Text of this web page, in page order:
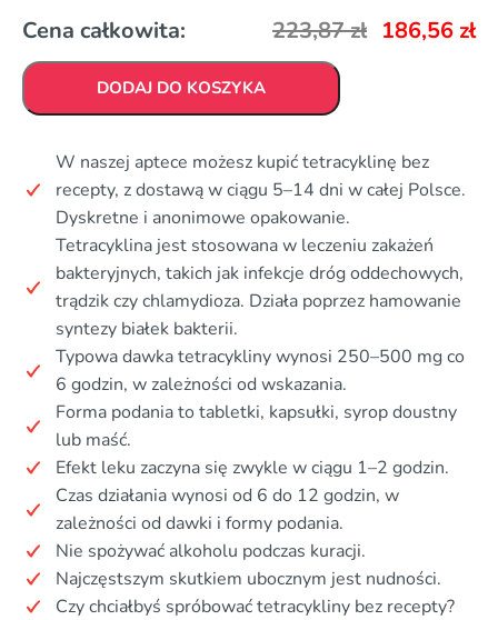
Cena całkowita: 223,87zł 186,56 zł
DODAJ DO KOSZYKA
W naszej aptece możesz kupić tetracyklinę bez
recepty, z dostawą w ciągu 5–14 dni w całej Polsce.
Dyskretne i anonimowe opakowanie.
Tetracyklina jest stosowana w leczeniu zakażeń
bakteryjnych, takich jak infekcje dróg oddechowych,
trądzik czy chlamydioza. Działa poprzez hamowanie
syntezy białek bakterii.
Typowa dawka tetracykliny wynosi 250–500 mg co
6 godzin, w zależności od wskazania.
Forma podania to tabletki, kapsułki, syrop doustny
lub maść.
Efekt leku zaczyna się zwykle w ciągu 1–2 godzin.
Czas działania wynosi od 6 do 12 godzin, w
zależności od dawki i formy podania.
Nie spożywać alkoholu podczas kuracji.
Najczęstszym skutkiem ubocznym jest nudności.
Czy chciałbyś spróbować tetracykliny bez recepty?